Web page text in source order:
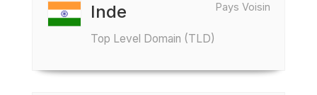
Pays Voisin
Inde
Top Level Domain (TLD)